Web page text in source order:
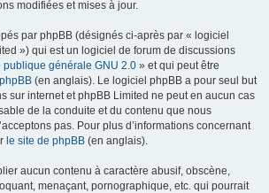
modifiées et mises à jour.
par phpBB (désignés ci-après par « logiciel
») qui est un logiciel de forum de discussions
publique générale GNU 2.0 » et qui peut être
(en anglais). Le logiciel phpBB a pour seul but
sur internet et phpBB Limited ne peut en aucun cas
de la conduite et du contenu que nous
pas. Pour plus d’informations concernant
le site de phpBB (en anglais).
aucun contenu à caractère abusif, obscène,
menaçant, pornographique, etc. qui pourrait